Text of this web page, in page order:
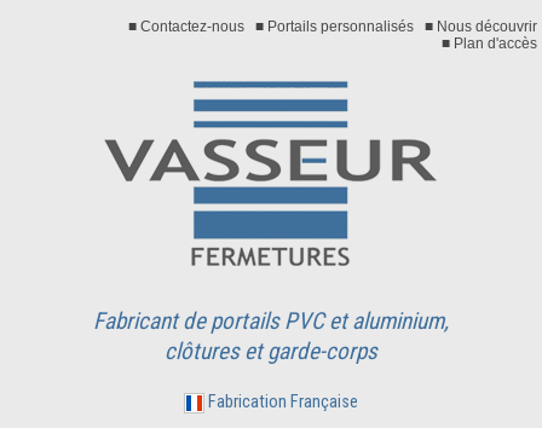
■ Nous découvrir
■ Portails personnalisés
■ Contactez-nous
■ Plan d'accès
Fabricant de portails PVC et aluminium,
clôtures et garde-corps
Fabrication Française